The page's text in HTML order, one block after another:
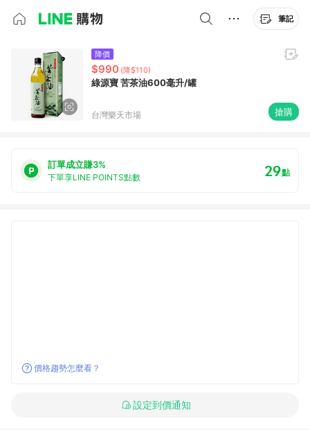
筆記
降價
$990 (降$110)
綠源寶 苦茶油600毫升/罐
台灣樂天市場 搶購
訂單成立賺3%
下單享LINE POINTS點數 29點
價格趨勢怎麼看？
設定到價通知